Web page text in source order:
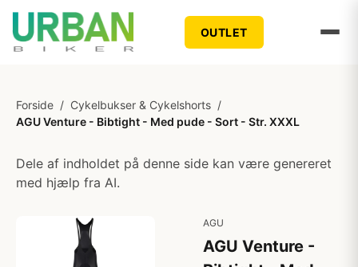
OUTLET
Forside / Cykelbukser & Cykelshorts /
AGU Venture - Bibtight - Med pude - Sort - Str. XXXL
Dele af indholdet på denne side kan være genereret
med hjælp fra AI.
AGU
AGU Venture -